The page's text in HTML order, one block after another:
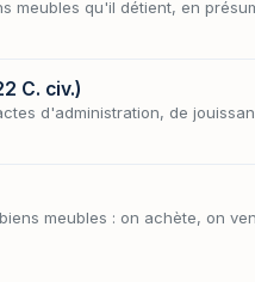
meubles qu'il détient, en
C. civ.)
d'administration, de
meubles : on achète, on